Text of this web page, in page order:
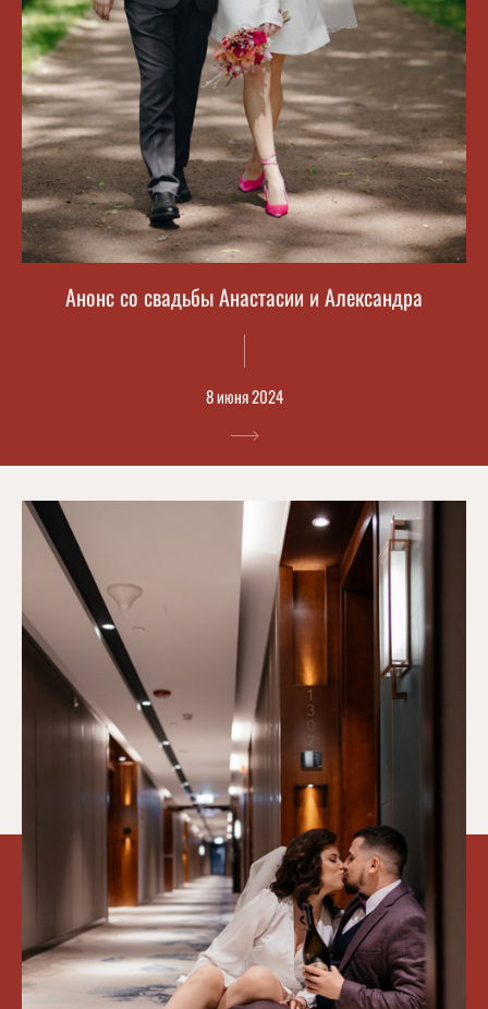
Анонс со свадьбы Анастасии и Александра
8 июня 2024